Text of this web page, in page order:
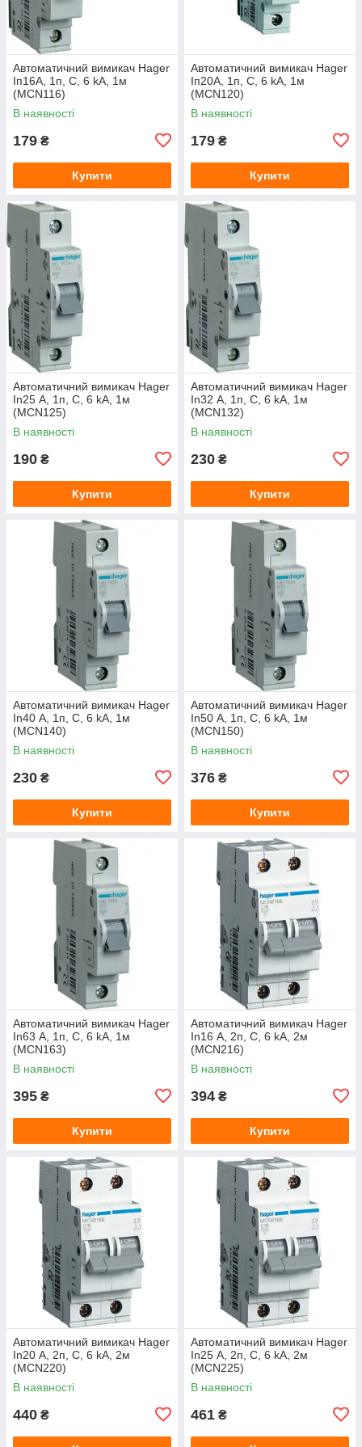
Автоматичний вимикач Hager
Іп16А, 1п, С, 6 kA, 1м
(МСN116)
В наявності
179 ₴
Купити
Автоматичний вимикач Hager
Іп20А, 1п, С, 6 kA, 1м
(MCN120)
В наявності
179 ₴
Купити
Автоматичний вимикач Hager
In25 А, 1п, С, 6 kA, 1м
(МСN125)
В наявності
190 ₴
Купити
Автоматичний вимикач Hager
In32 А, 1п, С, 6 kA, 1м
(MCN132)
В наявності
230 ₴
Купити
Автоматичний вимикач Hager
In40 А, 1п, С, 6 kA, 1м
(MCN140)
В наявності
230 ₴
Купити
Автоматичний вимикач Hager
In50 А, 1п, С, 6 kA, 1м
(MCN150)
В наявності
376 ₴
Купити
Автоматичний вимикач Hager
In63 А, 1п, С, 6 kA, 1м
(MCN163)
В наявності
395 ₴
Купити
Автоматичний вимикач Hager
In16 А, 2п, С, 6 kA, 2м
(MCN216)
В наявності
394 ₴
Купити
Автоматичний вимикач Hager
In20 А, 2п, С, 6 kA, 2м
(MCN220)
В наявності
440 ₴
Автоматичний вимикач Hager
In25 А, 2п, С, 6 kA, 2м
(MCN225)
В наявності
461 ₴